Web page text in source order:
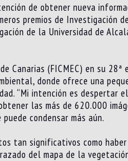
de obtener nueva
premios de Investigación
de la Universidad de
Canarias (FICMEC) en su 28ª
donde ofrece una
“Mi intención es despertar
las más de 620.000
condensar más aún.
tan significativos como
del mapa de la